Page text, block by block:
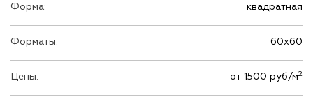
Форма: квадратная
Форматы: 60х60
Цены: от 1500 руб/м2